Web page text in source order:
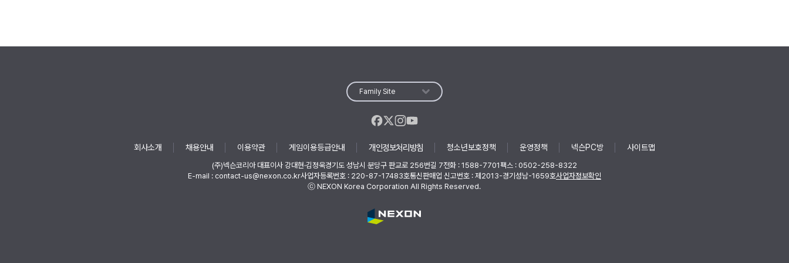
Family Site
회사소개 채용안내 이용약관 게임이용등급안내 개인정보처리방침 청소년보호정책 운영정책 넥슨PC방 사이트맵
(주)넥슨코리아 대표이사 강대현·김정욱경기도 성남시 분당구 판교로 256번길 7전화 : 1588-7701팩스 : 0502-258-8322
E-mail : contact-us@nexon.co.kr사업자등록번호 : 220-87-17483호통신판매업 신고번호 : 제2013-경기성남-1659호사업자정보확인
ⓒ NEXON Korea Corporation All Rights Reserved.